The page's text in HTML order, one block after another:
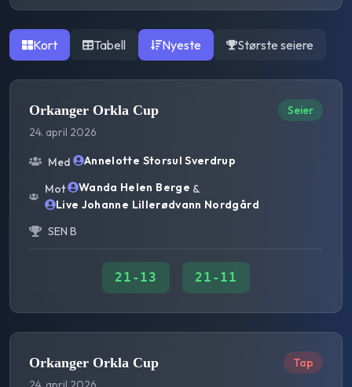
Kort Tabell Nyeste Største seiere
Orkanger Orkla Cup
24. april 2026
Seier
Med
Annelotte Storsul Sverdrup
Mot
Wanda Helen Berge &
Live Johanne Lillerødvann Nordgård
SEN B
21 -13 21 -11
Orkanger Orkla Cup Tap